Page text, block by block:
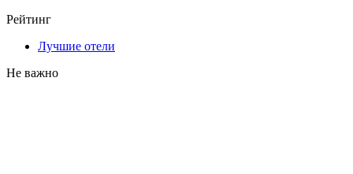
Рейтинг
Лучшие отели
Не важно